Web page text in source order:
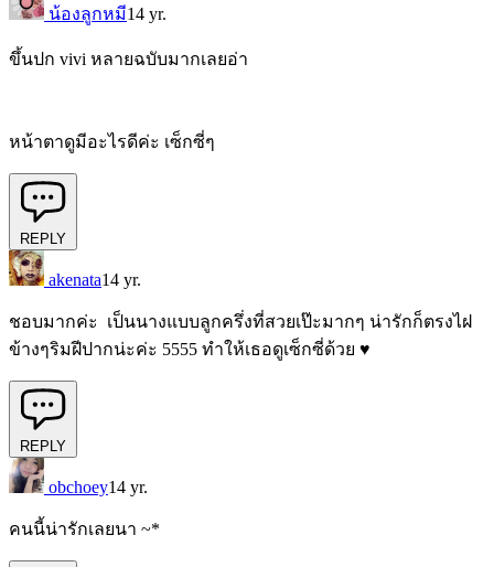
น้องลูกหมี14 yr.
ขึ้นปก vivi หลายฉบับมากเลยอ่า
หน้าตาดูมีอะไรดีค่ะ เซ็กซี่ๆ
REPLY
akenata14 yr.
ชอบมากค่ะ เป็นนางแบบลูกครึ่งที่สวยเป๊ะมากๆ น่ารักก็ตรงไฝ
ข้างๆริมฝีปากน่ะค่ะ 5555 ทำให้เธอดูเซ็กซี่ด้วย ♥
REPLY
obchoey14 yr.
คนนี้น่ารักเลยนา ~*